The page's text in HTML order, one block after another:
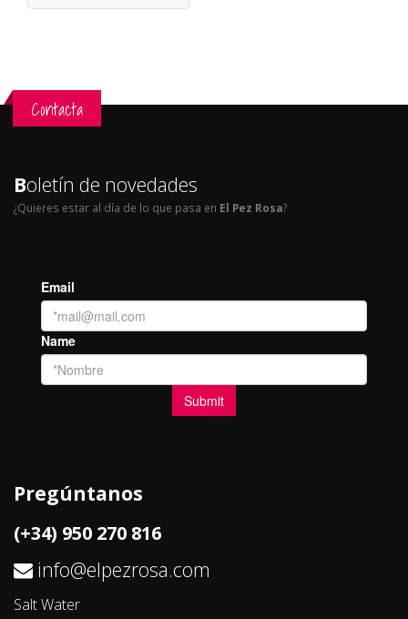
Contacta
Boletín de novedades
¿Quieres estar al día de lo que pasa en El Pez Rosa?
Pregúntanos
(+34) 950 270 816
info@elpezrosa.com
Salt Water